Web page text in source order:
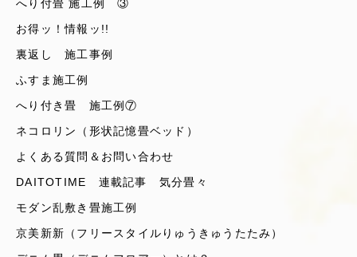
へり付畳 施工例 ③
お得ッ！情報ッ!!
裏返し 施工事例
ふすま施工例
へり付き畳 施工例⑦
ネコロリン（形状記憶畳ベッド）
よくある質問＆お問い合わせ
DAITOTIME 連載記事 気分畳々
モダン乱敷き畳施工例
京美新新（フリースタイルりゅうきゅうたたみ）